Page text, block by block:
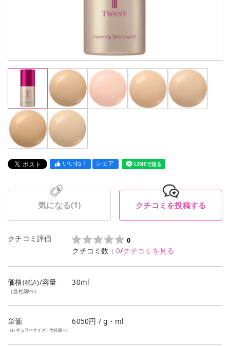
いいね！ シェア LINEで送る
気になる(1) クチコミを投稿する
クチコミ評価 0
クチコミ数： 0/クチコミを見る
価格(税込)/容量
（当社調べ）
30ml
単価
（レギュラーサイズ・当社調べ）
6050円 / g・ml